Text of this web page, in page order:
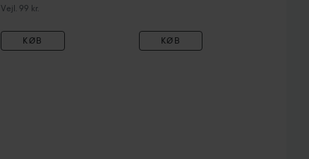
Vejl. 99 kr.
Vejledende pris 99 kr.
KØB KØB